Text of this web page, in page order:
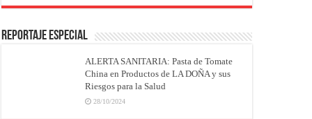
REPORTAJE ESPECIAL
ALERTA SANITARIA: Pasta de Tomate
China en Productos de LA DOÑA y sus
Riesgos para la Salud
28/10/2024